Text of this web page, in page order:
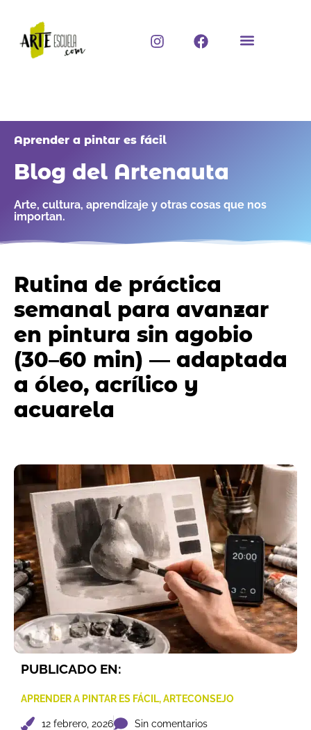
contenido
I
n
r
a
F
a
o
Aprender a pintar es fácil
Blog del Artenauta
Arte, cultura, aprendizaje y otras cosas que nos
importan.
Rutina de práctica
semanal para avanzar
en pintura sin agobio
(30–60 min) — adaptada
a óleo, acrílico y
acuarela
PUBLICADO EN:
APRENDER A PINTAR ES FÁCIL,ARTECONSEJO
12 febrero, 2026 Sin comentarios